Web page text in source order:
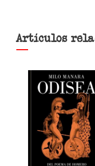
Artículos